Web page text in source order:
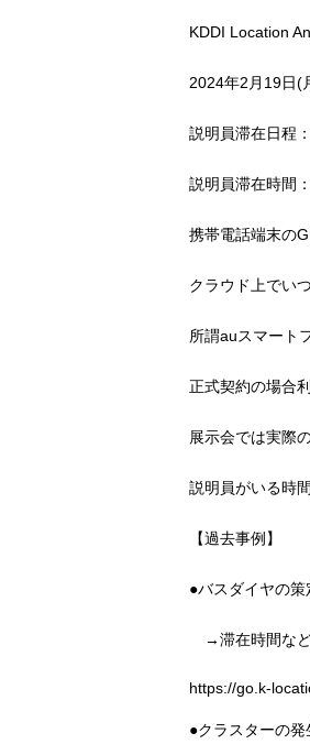
KDDI Location
2024年2月19日(
説明員滞在日程
説明員滞在時間
携帯電話端末の
クラウド上でい
所謂auスマート
正式契約の場合
展示会では実際
説明員がいる時
【過去事例】
●バスダイヤの
→滞在時間など
https://go.k-
●クラスターの